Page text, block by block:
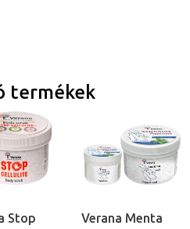
termékek
Stop
Verana Menta